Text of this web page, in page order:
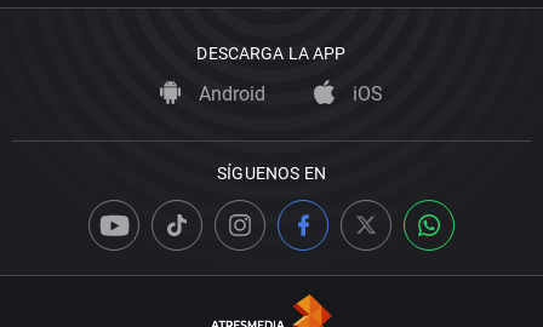
DESCARGA LA APP
Android iOS
SÍGUENOS EN